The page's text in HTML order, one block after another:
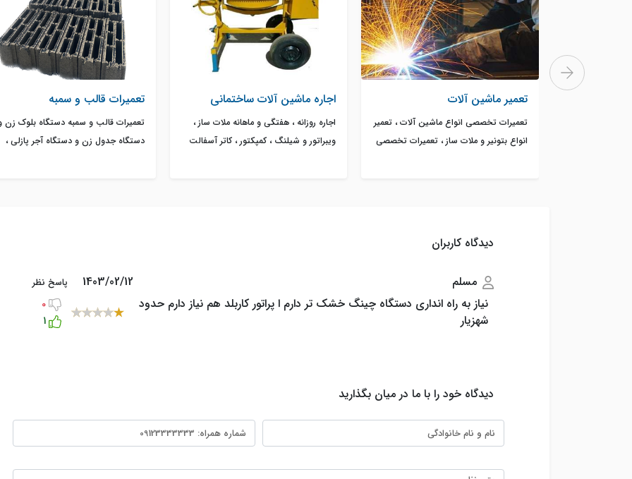
تعمیر ماشین آلات
تعمیرات تخصصی انواع ماشین آلات ، تعمیر
انواع بتونیر و ملات ساز ، تعمیرات تخصصی
اجاره ماشین آلات ساختمانی
اجاره روزانه ، هفتگی و ماهانه ملات ساز ،
ویبراتور و شیلنگ ، کمپکتور ، کاتر آسفالت
تعمیرات قالب و سمبه
تعمیرات قالب و سمبه دستگاه بلوک زن
دستگاه جدول زن و دستگاه آجر پازلی ،
دیدگاه کاربران
مسلم 1403/02/12 پاسخ نظر
نیاز به راه انداری دستگاه چینگ خشک تر دارم ا پراتور کاربلد هم نیاز دارم حدود
شهزیار
0
1
دیدگاه خود را با ما در میان بگذارید